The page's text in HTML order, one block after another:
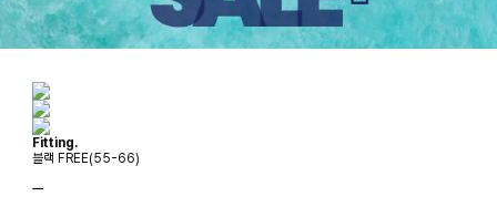
Fitting.
블랙 FREE(55-66)
ㅡ